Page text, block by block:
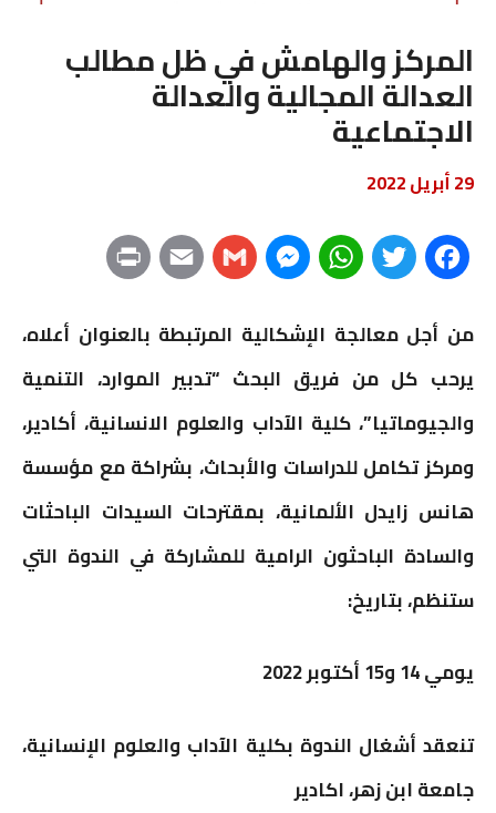
المركز والهامش في ظل مطالب
العدالة المجالية والعدالة
الاجتماعية
29 أبريل 2022
F
c
e
b
o
k
T
i
t
t
e
r
W
a
t
s
A
p
p
M
s
s
e
n
g
e
G
a
i
l
E
a
i
l
i
n
t
من أجل معالجة الإشكالية المرتبطة بالعنوان أعلاه،
يرحب كل من فريق البحث “تدبير الموارد، التنمية
والجيوماتيا”، كلية الآداب والعلوم الانسانية، أكادير،
ومركز تكامل للدراسات والأبحاث، بشراكة مع مؤسسة
هانس زايدل الألمانية، بمقترحات السيدات الباحثات
والسادة الباحثون الرامية للمشاركة في الندوة التي
ستنظم، بتاريخ:
يومي14و15أكتوبر2022
تنعقد أشغال الندوة بكلية الآداب والعلوم الإنسانية،
جامعة ابن زهر، اكادير